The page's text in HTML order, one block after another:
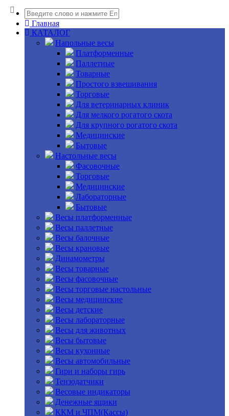
Главная
КАТАЛОГ
Напольные весы
Платформенные
Паллетные
Товарные
Простого взвешивания
Торговые
Для ветеринарных клиник
Для мелкого рогатого скота
Для крупного рогатого скота
Медицинские
Бытовые
Настольные весы
Фасовочные
Торговые
Медицинские
Лабораторные
Бытовые
Весы платформенные
Весы паллетные
Весы балочные
Весы крановые
Динамометры
Весы товарные
Весы фасовочные
Весы торговые настольные
Весы медицинские
Весы детские
Весы лабораторные
Весы для животных
Весы бытовые
Весы кухонные
Весы автомобильные
Гири и наборы гирь
Тензодатчики
Весовые индикаторы
Денежные ящики
ККМ и ЧПМ(Кассы)